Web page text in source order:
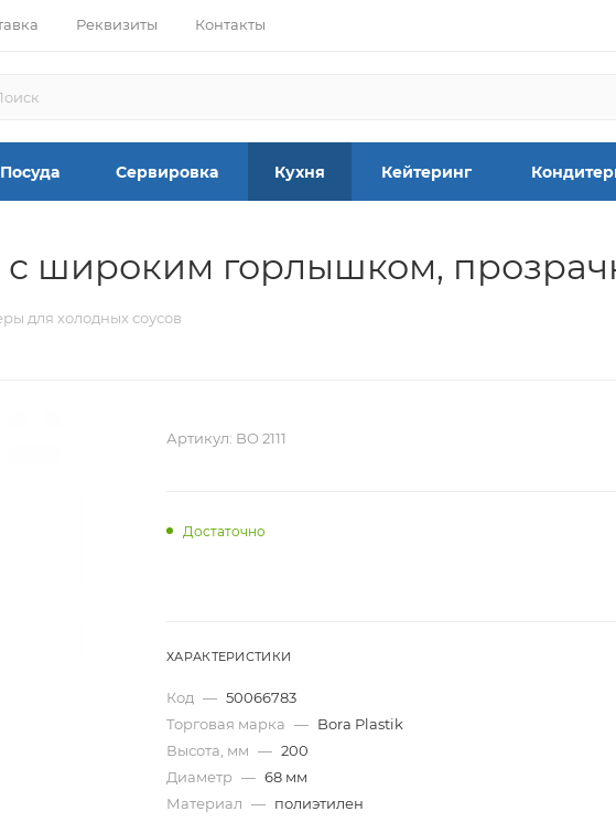
Реквизиты Контакты
Посуда Сервировка Кухня Кейтеринг
с широким горлышком,
для холодных соусов
Артикул: BO 2111
Достаточно
ХАРАКТЕРИСТИКИ
Код — 50066783
Торговая марка — Bora Plastik
Высота, мм — 200
Диаметр — 68 мм
Материал — полиэтилен